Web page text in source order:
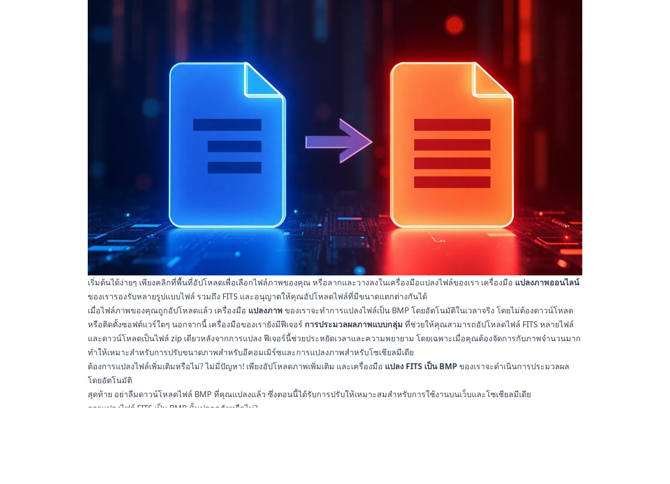
เริ่มต้นได้ง่ายๆ เพียงคลิกที่พื้นที่อัปโหลดเพื่อเลือกไฟล์ภาพของคุณ หรือลากและวางลงในเครื่องมือแปลงไฟล์ของเรา เครื่องมือ แปลงภาพออนไลน์
ของเรารองรับหลายรูปแบบไฟล์ รวมถึง FITS และอนุญาตให้คุณอัปโหลดไฟล์ที่มีขนาดแตกต่างกันได้
เมื่อไฟล์ภาพของคุณถูกอัปโหลดแล้ว เครื่องมือ แปลงภาพ ของเราจะทำการแปลงไฟล์เป็น BMP โดยอัตโนมัติในเวลาจริง โดยไม่ต้องดาวน์โหลด
หรือติดตั้งซอฟต์แวร์ใดๆ นอกจากนี้ เครื่องมือของเรายังมีฟีเจอร์ การประมวลผลภาพแบบกลุ่ม ที่ช่วยให้คุณสามารถอัปโหลดไฟล์ FITS หลายไฟล์
และดาวน์โหลดเป็นไฟล์ zip เดียวหลังจากการแปลง ฟีเจอร์นี้ช่วยประหยัดเวลาและความพยายาม โดยเฉพาะเมื่อคุณต้องจัดการกับภาพจำนวนมาก
ทำให้เหมาะสำหรับการปรับขนาดภาพสำหรับอีคอมเมิร์ซและการแปลงภาพสำหรับโซเชียลมีเดีย
ต้องการแปลงไฟล์เพิ่มเติมหรือไม่? ไม่มีปัญหา! เพียงอัปโหลดภาพเพิ่มเติม และเครื่องมือ แปลง FITS เป็น BMPของเราจะดำเนินการประมวลผล
โดยอัตโนมัติ
สุดท้าย อย่าลืมดาวน์โหลดไฟล์ BMP ที่คุณแปลงแล้ว ซึ่งตอนนี้ได้รับการปรับให้เหมาะสมสำหรับการใช้งานบนเว็บและโซเชียลมีเดีย
การแปลงไฟล์ FITS เป็น BMP นั้นปลอดภัยหรือไม่?